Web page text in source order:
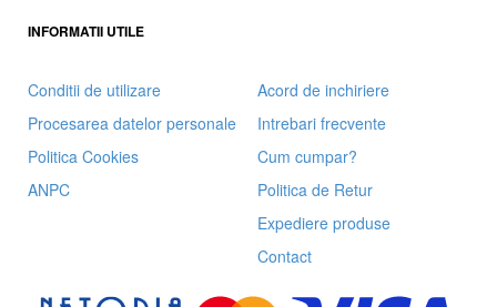
INFORMATII UTILE
Conditii de utilizare
Procesarea datelor personale
Politica Cookies
ANPC
Acord de inchiriere
Intrebari frecvente
Cum cumpar?
Politica de Retur
Expediere produse
Contact